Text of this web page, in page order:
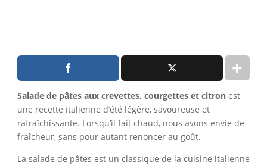
Salade de pâtes aux crevettes, courgettes et citronest
une recette italienne d’été légère, savoureuse et
rafraîchissante. Lorsqu’il fait chaud, nous avons envie de
fraîcheur, sans pour autant renoncer au goût.
La salade de pâtes est un classique de la cuisine italienne